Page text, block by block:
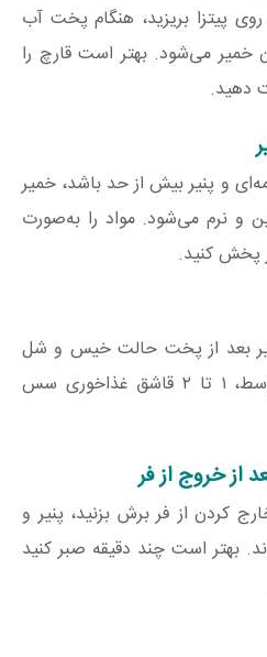
پیتزا بریزید، هنگام پخت آب
می‌شود. بهتر است قارچ را
دهید.
و پنیر بیش از حد باشد، خمیر
و نرم می‌شود. مواد را به‌صورت
پخش کنید.
بعد از پخت حالت خیس و شل
پیدا کند. برای هر خمیر متوسط، ۱ تا ۲ قاشق غذاخوری سس
از خروج از فر
کردن از فر برش بزنید، پنیر و
بهتر است چند دقیقه صبر کنید